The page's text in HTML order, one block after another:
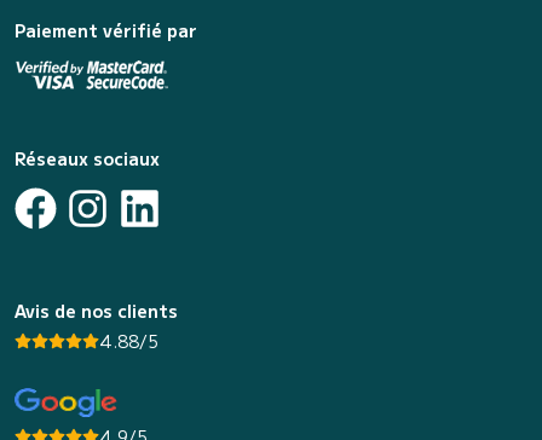
Paiement vérifié par
Réseaux sociaux
Avis de nos clients
4.88/5